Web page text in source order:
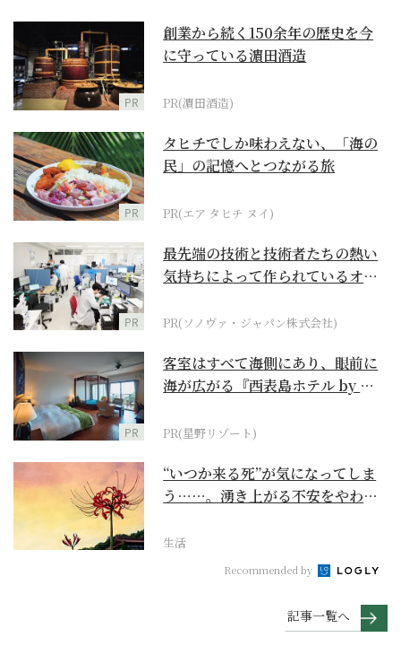
PR
創業から続く150余年の歴史を今
に守っている濵田酒造
PR(濵田酒造)
PR
タヒチでしか味わえない、「海の
民」の記憶へとつながる旅
PR(エア タヒチ ヌイ)
PR
最先端の技術と技術者たちの熱い
気持ちによって作られているオー
PR(ソノヴァ・ジャパン株式会社)
PR
客室はすべて海側にあり、眼前に
海が広がる『西表島ホテル by 星
PR(星野リゾート)
“いつか来る死”が気になってしま
う……。湧き上がる不安をやわら
生活
Recommended by
記事一覧へ